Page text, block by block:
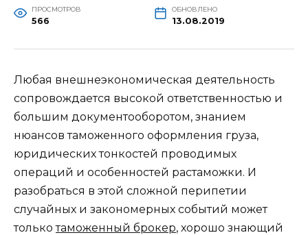
ПРОСМОТРОВ
566
ОБНОВЛЕНО
13.08.2019
Любая внешнеэкономическая деятельность
сопровождается высокой ответственностью и
большим документооборотом, знанием
нюансов таможенного оформления груза,
юридических тонкостей проводимых
операций и особенностей растаможки. И
разобраться в этой сложной перипетии
случайных и закономерных событий может
толькотаможенный брокер, хорошо знающий